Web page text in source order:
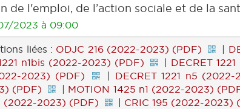
de l'emploi, de l’action sociale et de la
2023 à 09:00
liées : ODJC 216 (2022-2023) (PDF) |
n1bis (2022-2023) (PDF) | DECRET
2023) (PDF)
| DECRET 1221 n5
(PDF)
| MOTION 1425 n1 (2022-2023)
(2022-2023) (PDF) | CRIC 195 (2022-2023)